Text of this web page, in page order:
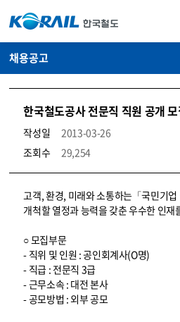
채용공고
한국철도공사 전문직 직원 공개 모
작성일
2013-03-26
조회수
29,254
코레일소개_경영공시_채용공고 상세보기 – 내용, 파일, 담당자 연락처로 구성
고객, 환경, 미래와 소통하는「국민기
개척할 열정과 능력을 갖춘 우수한 인재
○ 모집부문
- 직위 및 인원 : 공인회계사(O명)
- 직급 : 전문직 3급
- 근무소속 : 대전 본사
- 공모방법 : 외부 공모